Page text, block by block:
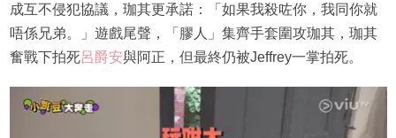
成互不侵犯協議，珈其更承諾：「如果我殺咗你，我同你就
唔係兄弟。」遊戲尾聲，「膠人」集齊手套圍攻珈其，珈其
奮戰下拍死呂爵安與阿正，但最終仍被Jeffrey一掌拍死。